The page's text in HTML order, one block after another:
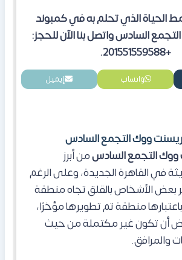
الحياة الذي تحلم به في كمبوند
السادس واتصل بنا الآن للحجز:
+201551559588.
واتساب إيميل
ووك التجمع السادس
التجمع السادسمن أبرز
في القاهرة الجديدة، وعلى الرغم
الأشخاص بالقلق تجاه منطقة
منطقة تم تطويرها مؤخرًا،
أن تكون غير مكتملة من حيث
والمرافق.